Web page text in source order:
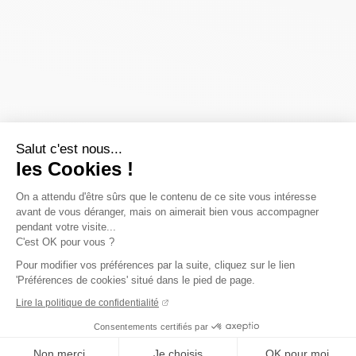
Salut c'est nous...
les Cookies !
On a attendu d'être sûrs que le contenu de ce site vous intéresse
avant de vous déranger, mais on aimerait bien vous accompagner
pendant votre visite...
C'est OK pour vous ?
Pour modifier vos préférences par la suite, cliquez sur le lien
'Préférences de cookies' situé dans le pied de page.
Lire la politique de confidentialité
Consentements certifiés par